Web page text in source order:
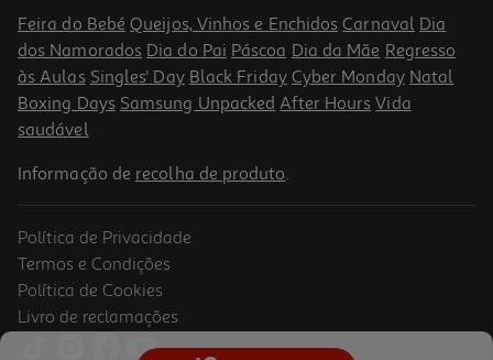
24,99 €
Protector Ecra Vt Cellularline Samsung S26 Impact Glass
Feira do Bebé Queijos, Vinhos e Enchidos Carnaval Dia
dos Namorados Dia do Pai Páscoa Dia da Mãe Regresso
às Aulas Singles' Day Black Friday Cyber Monday Natal
Boxing Days Samsung Unpacked After Hours Vida
saudável
Informação de recolha de produto.
Política de Privacidade
Termos e Condições
Política de Cookies
Livro de reclamações